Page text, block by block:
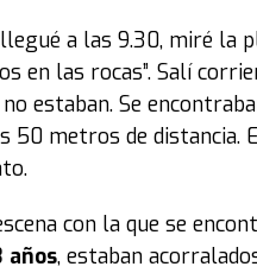
llegué a las 9.30, miré la
en las rocas”. Salí
estaban. Se
50 metros de distancia.
con la que se
años, estaban